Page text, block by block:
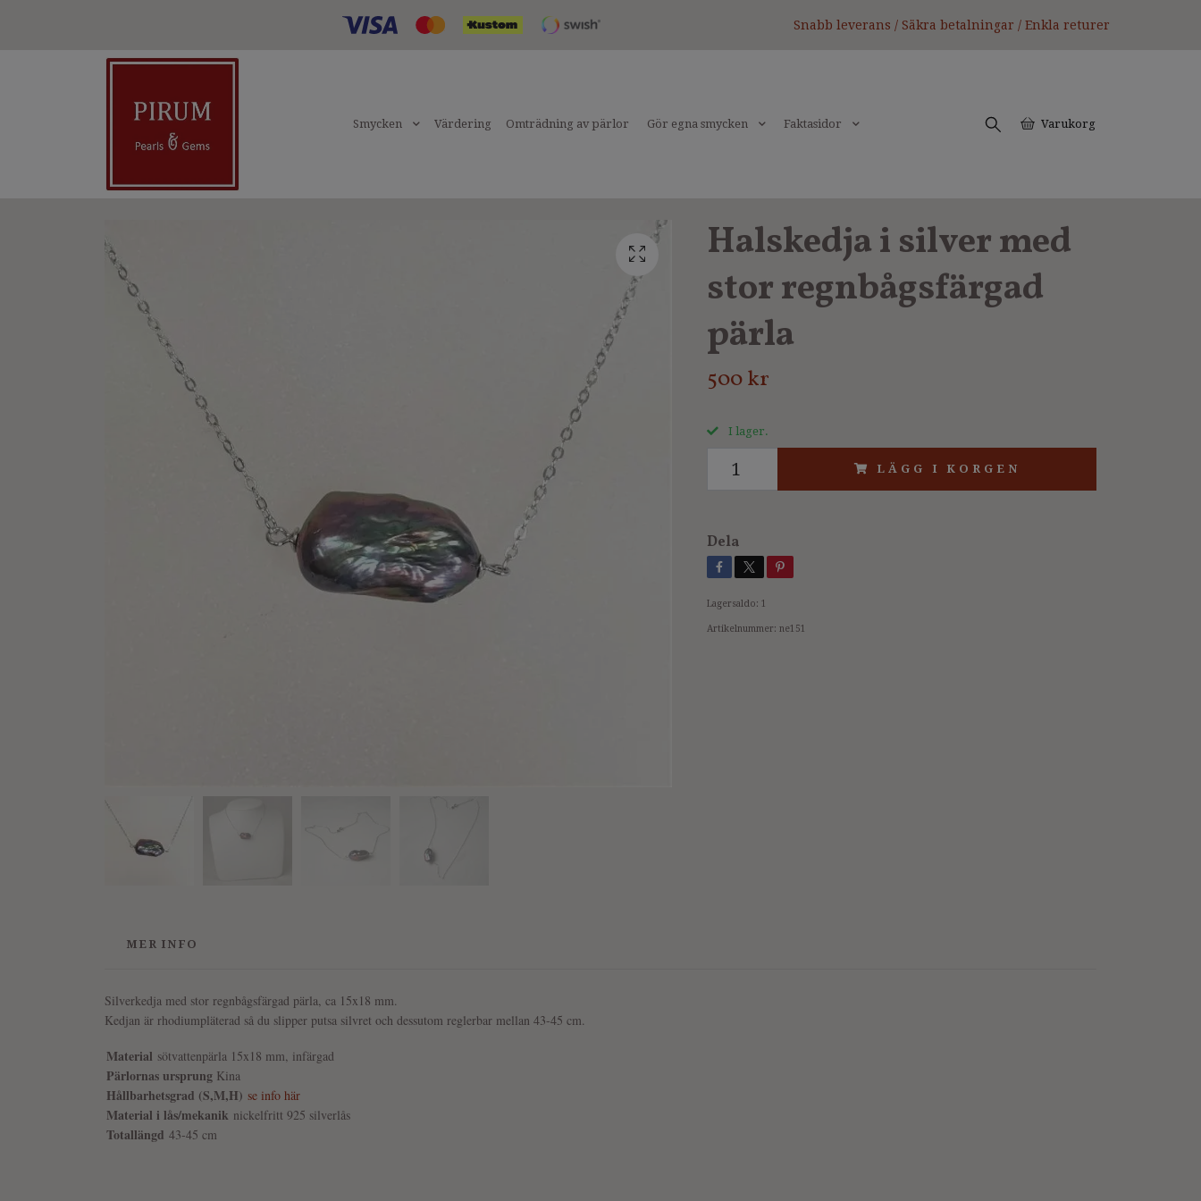
Snabb leverans / Säkra betalningar / Enkla returer
Smycken Värdering Omträdning av pärlor Gör egna smycken Faktasidor Varukorg
Halskedja i silver med
stor regnbågsfärgad
pärla
500 kr
I lager.
LÄGG I KORGEN
Dela
Lagersaldo: 1
Artikelnummer: ne151
MER INFO
Silverkedja med stor regnbågsfärgad pärla, ca 15x18 mm.
Kedjan är rhodiumpläterad så du slipper putsa silvret och dessutom reglerbar mellan 43-45 cm.
Material sötvattenpärla 15x18 mm, infärgad
Pärlornas ursprung Kina
Hållbarhetsgrad (S,M,H) se info här
Material i lås/mekanik nickelfritt 925 silverlås
Totallängd 43-45 cm